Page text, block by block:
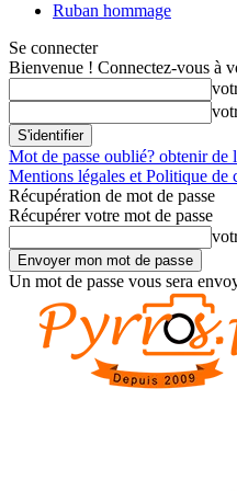
Ruban hommage
Se connecter
Bienvenue ! Connectez-vous à
Mot de passe oublié? obtenir de
Mentions légales et Politique de
Récupération de mot de passe
Récupérer votre mot de passe
Un mot de passe vous sera